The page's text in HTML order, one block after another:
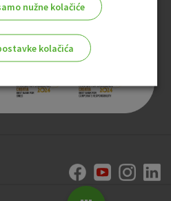
nužne kolačiće
kolačića
Nužni kolačići